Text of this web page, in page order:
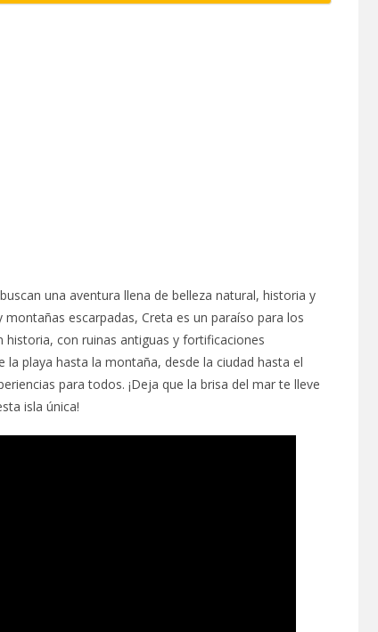
una aventura llena de belleza natural, historia y
escarpadas, Creta es un paraíso para los
con ruinas antiguas y fortificaciones
playa hasta la montaña, desde la ciudad hasta el
para todos. ¡Deja que la brisa del mar te lleve
isla única!